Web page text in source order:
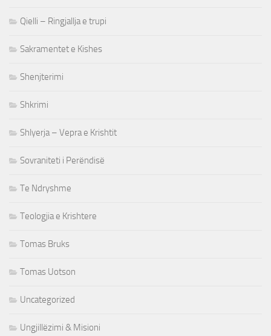
Qielli – Ringjallja e trupi
Sakramentet e Kishes
Shenjterimi
Shkrimi
Shlyerja – Vepra e Krishtit
Sovraniteti i Perëndisë
Te Ndryshme
Teologjia e Krishtere
Tomas Bruks
Tomas Uotson
Uncategorized
Ungjillëzimi & Misioni